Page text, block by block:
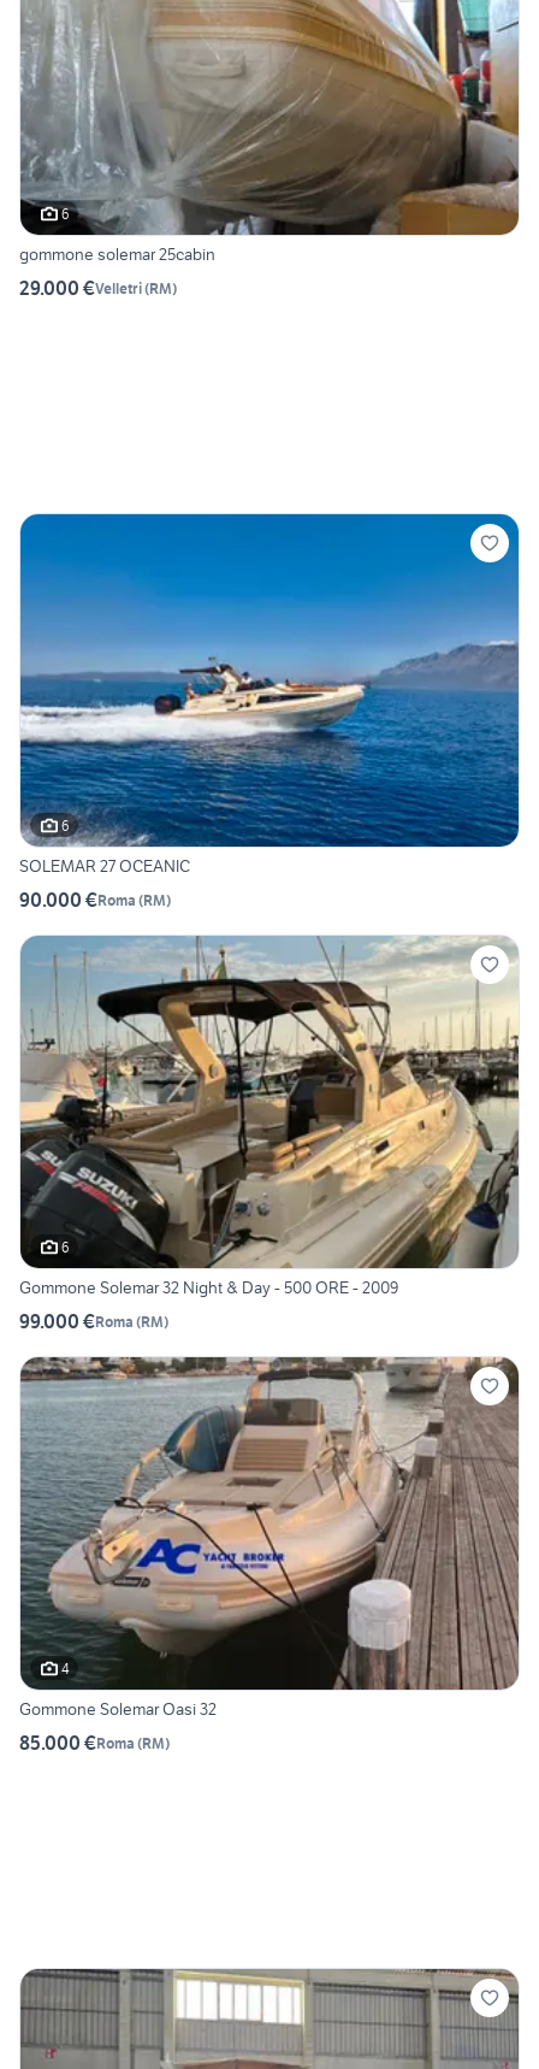
6
gommone solemar 25cabin
29.000 €Velletri(RM)
6
SOLEMAR 27 OCEANIC
90.000 €Roma (RM)
6
Gommone Solemar 32 Night & Day - 500 ORE - 2009
99.000 €Roma (RM)
4
Gommone Solemar Oasi 32
85.000 €Roma (RM)